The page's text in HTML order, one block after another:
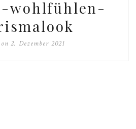
wohlfühlen-
on2. Dezember 2021